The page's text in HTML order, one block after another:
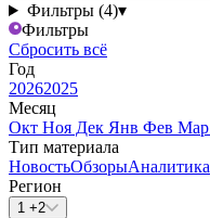
Фильтры (4)▾
Фильтры
Сбросить всё
Год
20262025
Месяц
Окт Ноя Дек Янв Фев Мар
Тип материала
НовостьОбзорыАналитика
Регион
1 +2